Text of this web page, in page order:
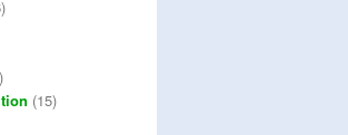
(15)